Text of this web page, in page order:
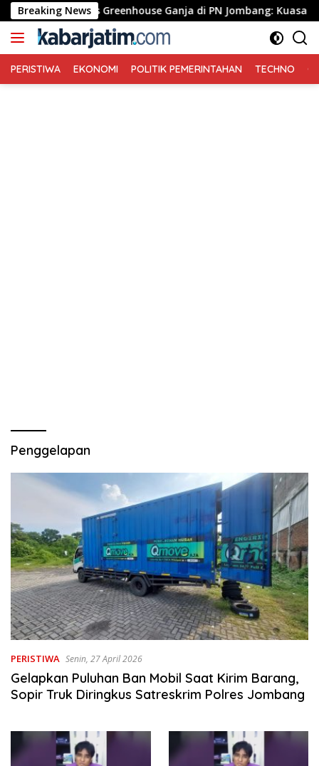
Langsung
ke
konten
Breaking News
Kasus Greenhouse Ganja di PN Jombang: Kuasa
PERISTIWA EKONOMI POLITIK PEMERINTAHAN TECHNO
Penggelapan
PERISTIWA Senin, 27 April 2026
Gelapkan Puluhan Ban Mobil Saat Kirim Barang,
Sopir Truk Diringkus Satreskrim Polres Jombang